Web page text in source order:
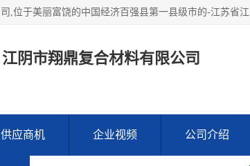
江阴市翔鼎复合材料有限公司
供应商机 企业视频 公司介绍